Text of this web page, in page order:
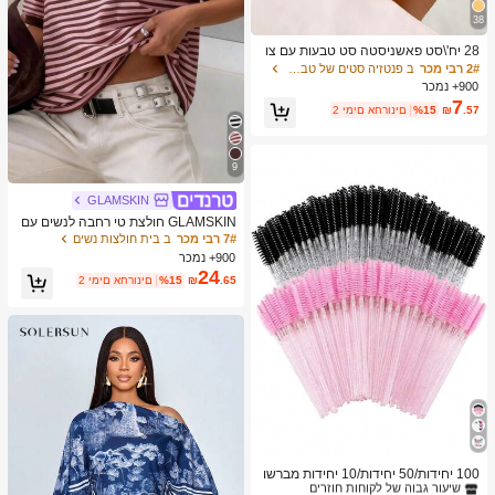
38
28 יח'\סט פאשניסטה סט טבעות עם צו
רת לב עיצוב , גיאומטרי סִגְנוֹן ו בוהו
אֵלֵמֶנט מִבטָא
2# רבי מכר
900+ נמכר
₪7 .57
%15 2 ימים אחרונים
100 יחידות/50 יחידות/10 יחידות מברשו
ת מסקרה, מברשות ריסים עם סיבי ניילון,
1# רבי מכר
שיעור גבוה של לקוחות חוזרים
1# רבי מכר
1# רבי מכר
ון
9
GLAMSKIN
GLAMSKIN חולצת טי רחבה לנשים עם
צוואון עגול, שרוול קצר, פסים בסיסיים, צ
בע חלק, סגנון מינימליסטי יומיומי, ורוד, ק
יץ/סתיו
7# רבי מכר
ב בית חולצות נשים
900+ נמכר
₪24.65
%15 2 ימים אחרונים